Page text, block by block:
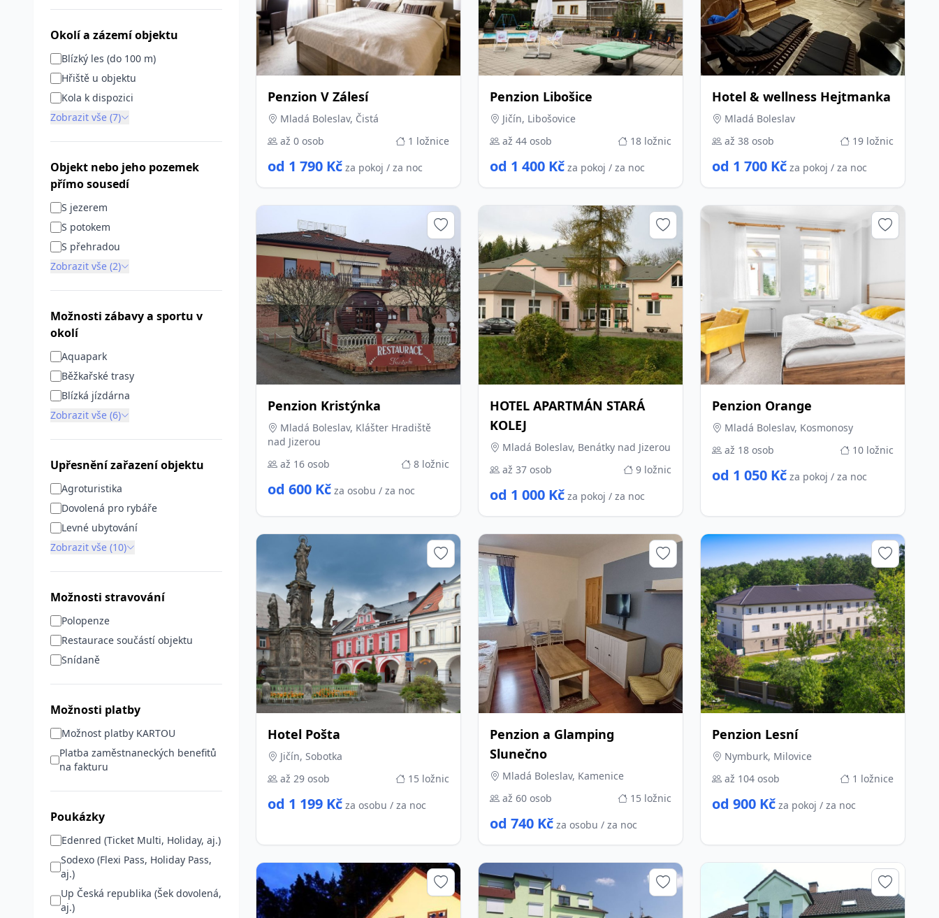
Okolí a zázemí objektu
Blízký les (do 100 m)
Hřiště u objektu
Kola k dispozici
Zobrazit vše (7)
Objekt nebo jeho pozemek
přímo sousedí
S jezerem
S potokem
S přehradou
Zobrazit vše (2)
Možnosti zábavy a sportu v
okolí
Aquapark
Běžkařské trasy
Blízká jízdárna
Zobrazit vše (6)
Upřesnění zařazení objektu
Agroturistika
Dovolená pro rybáře
Levné ubytování
Zobrazit vše (10)
Možnosti stravování
Polopenze
Restaurace součástí objektu
Snídaně
Možnosti platby
Možnost platby KARTOU
Platba zaměstnaneckých benefitů
na fakturu
Poukázky
Edenred (Ticket Multi, Holiday, aj.)
Sodexo (Flexi Pass, Holiday Pass,
aj.)
Up Česká republika (Šek dovolená,
aj.)
Penzion V Zálesí
Mladá Boleslav, Čistá
až 0 osob
1 ložnice
od 1 790 Kč za pokoj / za noc
Penzion Libošice
Jičín, Libošovice
až 44 osob
18 ložnic
od 1 400 Kč za pokoj / za noc
Hotel & wellness Hejtmanka
Mladá Boleslav
až 38 osob
19 ložnic
od 1 700 Kč za pokoj / za noc
Penzion Kristýnka
Mladá Boleslav, Klášter Hradiště
nad Jizerou
až 16 osob
8 ložnic
od 600 Kč za osobu / za noc
HOTEL APARTMÁN STARÁ
KOLEJ
Mladá Boleslav, Benátky nad Jizerou
až 37 osob
9 ložnic
od 1 000 Kč za pokoj / za noc
Penzion Orange
Mladá Boleslav, Kosmonosy
až 18 osob
10 ložnic
od 1 050 Kč za pokoj / za noc
Hotel Pošta
Jičín, Sobotka
až 29 osob
15 ložnic
od 1 199 Kč za osobu / za noc
Penzion a Glamping
Slunečno
Mladá Boleslav, Kamenice
až 60 osob
15 ložnic
od 740 Kč za osobu / za noc
Penzion Lesní
Nymburk, Milovice
až 104 osob
1 ložnice
od 900 Kč za pokoj / za noc